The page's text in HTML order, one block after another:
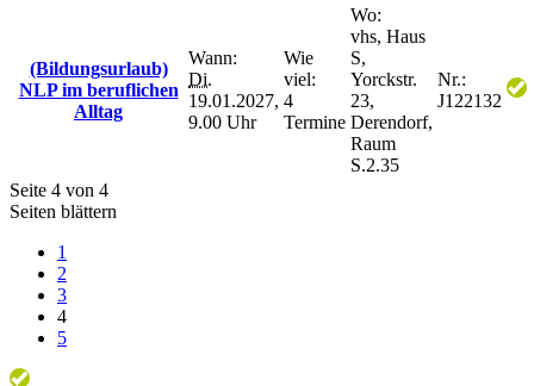
(Bildungsurlaub)
NLP im beruflichen
Alltag
Wann:
Di.
19.01.2027,
9.00 Uhr
Wie
viel:
4
Termine
Wo:
vhs, Haus
S,
Yorckstr.
23,
Derendorf,
Raum
S.2.35
Nr.:
J122132
Seite 4 von 4
Seiten blättern
1
2
3
4
5